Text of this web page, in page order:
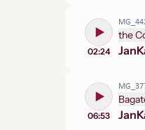
02:24
the
Jan
06:53 Jan